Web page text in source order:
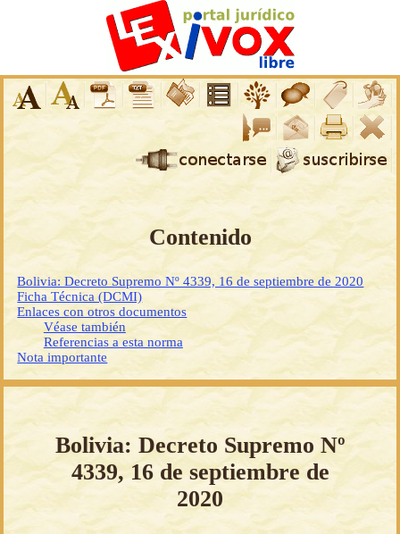
Contenido
Bolivia: Decreto Supremo Nº 4339, 16 de septiembre de 2020
Ficha Técnica (DCMI)
Enlaces con otros documentos
Véase también
Referencias a esta norma
Nota importante
Bolivia: Decreto Supremo Nº
4339, 16 de septiembre de
2020